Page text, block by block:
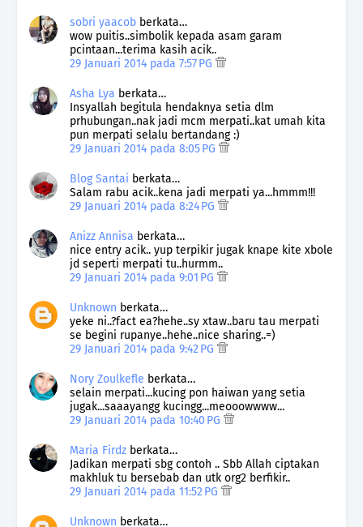
sobri yaacob berkata…
wow puitis..simbolik kepada asam garam
pcintaan...terima kasih acik..
29 Januari 2014 pada 7:57 PG
Asha Lya berkata…
Insyallah begitula hendaknya setia dlm
prhubungan..nak jadi mcm merpati..kat umah kita
pun merpati selalu bertandang :)
29 Januari 2014 pada 8:05 PG
Blog Santai berkata…
Salam rabu acik..kena jadi merpati ya...hmmm!!!
29 Januari 2014 pada 8:24 PG
Anizz Annisa berkata…
nice entry acik.. yup terpikir jugak knape kite xbole
jd seperti merpati tu..hurmm..
29 Januari 2014 pada 9:01 PG
Unknown berkata…
yeke ni..?fact ea?hehe..sy xtaw..baru tau merpati
se begini rupanye..hehe..nice sharing..=)
29 Januari 2014 pada 9:42 PG
Nory Zoulkefle berkata…
selain merpati...kucing pon haiwan yang setia
jugak...saaayangg kucingg...meooowwww...
29 Januari 2014 pada 10:40 PG
Maria Firdz berkata…
Jadikan merpati sbg contoh .. Sbb Allah ciptakan
makhluk tu bersebab dan utk org2 berfikir..
29 Januari 2014 pada 11:52 PG
Unknown berkata…